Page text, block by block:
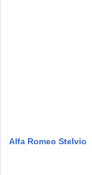
Alfa Romeo Stelvio